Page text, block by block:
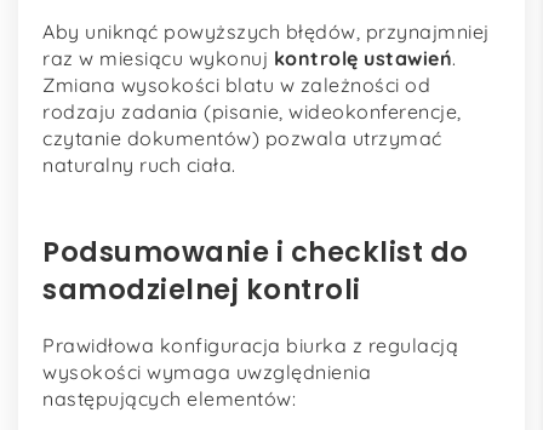
Aby uniknąć powyższych błędów, przynajmniej
raz w miesiącu wykonuj kontrolę ustawień.
Zmiana wysokości blatu w zależności od
rodzaju zadania (pisanie, wideokonferencje,
czytanie dokumentów) pozwala utrzymać
naturalny ruch ciała.
Podsumowanie i checklist do
samodzielnej kontroli
Prawidłowa konfiguracja biurka z regulacją
wysokości wymaga uwzględnienia
następujących elementów: